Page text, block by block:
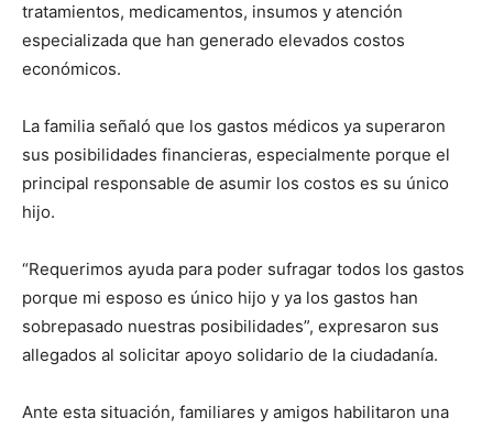
tratamientos, medicamentos, insumos y atención
especializada que han generado elevados costos
económicos.
La familia señaló que los gastos médicos ya superaron
sus posibilidades financieras, especialmente porque el
principal responsable de asumir los costos es su único
hijo.
“Requerimos ayuda para poder sufragar todos los gastos
porque mi esposo es único hijo y ya los gastos han
sobrepasado nuestras posibilidades”, expresaron sus
allegados al solicitar apoyo solidario de la ciudadanía.
Ante esta situación, familiares y amigos habilitaron una